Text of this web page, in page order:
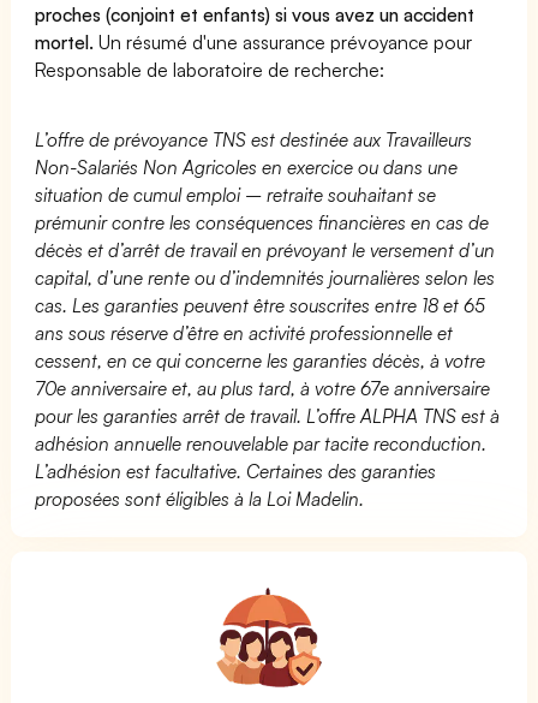
proches (conjoint et enfants) si vous avez un accident
mortel. Un résumé d'une assurance prévoyance pour
Responsable de laboratoire de recherche:
L’offre de prévoyance TNS est destinée aux Travailleurs
Non-Salariés Non Agricoles en exercice ou dans une
situation de cumul emploi – retraite souhaitant se
prémunir contre les conséquences financières en cas de
décès et d’arrêt de travail en prévoyant le versement d’un
capital, d’une rente ou d’indemnités journalières selon les
cas. Les garanties peuvent être souscrites entre 18 et 65
ans sous réserve d’être en activité professionnelle et
cessent, en ce qui concerne les garanties décès, à votre
70e anniversaire et, au plus tard, à votre 67e anniversaire
pour les garanties arrêt de travail. L’offre ALPHA TNS est à
adhésion annuelle renouvelable par tacite reconduction.
L’adhésion est facultative. Certaines des garanties
proposées sont éligibles à la Loi Madelin.